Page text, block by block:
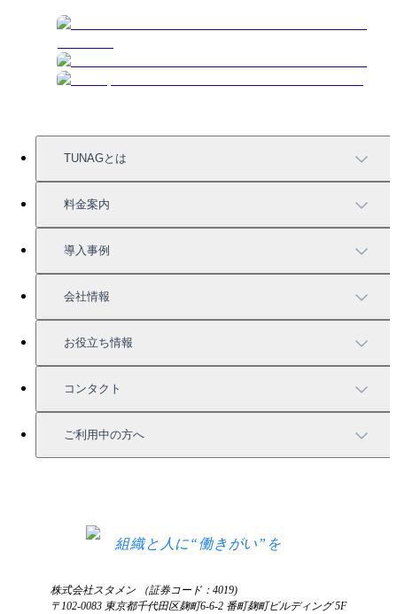
TUNAGとは
TUNAGの特徴
機能一覧
充実したサポート
料金案内
料金案内
導入事例
導入事例
活用方法
会社情報
会社情報
お役立ち情報
お役立ち資料一覧
セミナー情報
コンタクト
サービス資料請求
ご利用中の方へ
組織と人に“働きがい”を
株式会社スタメン （証券コード：4019)
〒102-0083 東京都千代田区麹町6-6-2 番町麹町ビルディング 5F